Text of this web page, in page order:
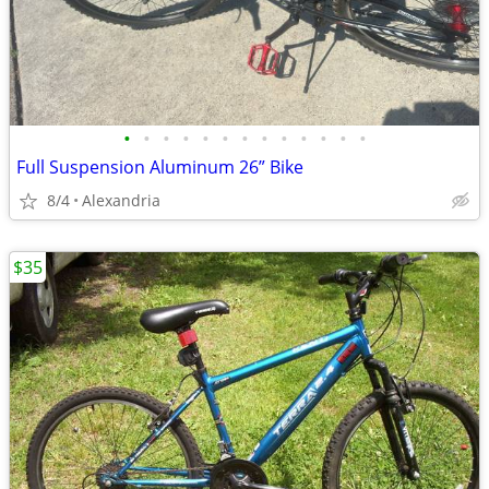
• • • • • • • • • • • • •
Full Suspension Aluminum 26” Bike
8/4 Alexandria
$35